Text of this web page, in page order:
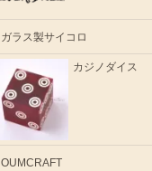
ガラス製サイコロ
カジノダイス
OUMCRAFT